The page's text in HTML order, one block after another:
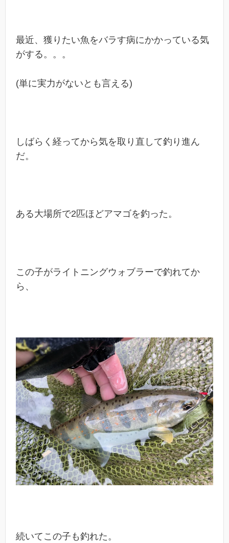
最近、獲りたい魚をバラす病にかかっている気
がする。。。
(単に実力がないとも言える)
しばらく経ってから気を取り直して釣り進ん
だ。
ある大場所で2匹ほどアマゴを釣った。
この子がライトニングウォブラーで釣れてか
ら、
続いてこの子も釣れた。